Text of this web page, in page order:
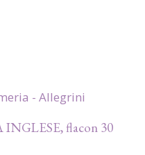
INGLESE, flacon 30